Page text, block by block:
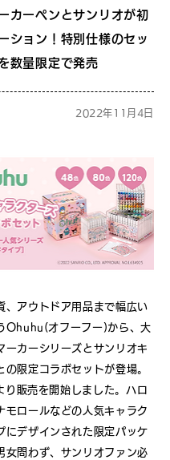
カーペンとサンリオが初
ション！特別仕様のセッ
数量限定で発売
2022年11月4日
、アウトドア用品まで幅広い
Ohuhu(オフーフー)から、大
ーカーシリーズとサンリオキ
の限定コラボセットが登場。
販売を開始しました。ハロ
モロールなどの人気キャラク
にデザインされた限定パッケ
女問わず、サンリオファン必